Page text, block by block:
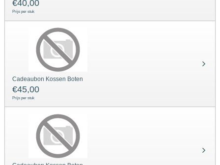
€40,00
Prijs per stuk
Cadeaubon Kossen Boten
€45,00
Prijs per stuk